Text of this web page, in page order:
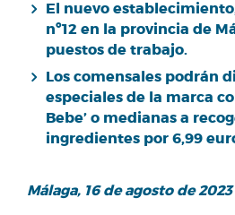
El nuevo
nº12 en la provincia de
puestos de trabajo.
Los comensales podrán
especiales de la marca
Bebe’ o medianas a
ingredientes por 6,99
Málaga, 16 de agosto de 2023